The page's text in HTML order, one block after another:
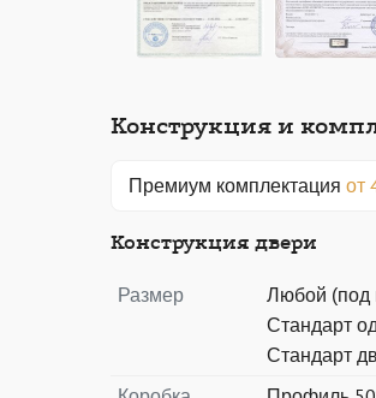
Конструкция и
Премиум комплектация от
Конструкция двери
Размер
Любой (под
Стандарт
Стандарт